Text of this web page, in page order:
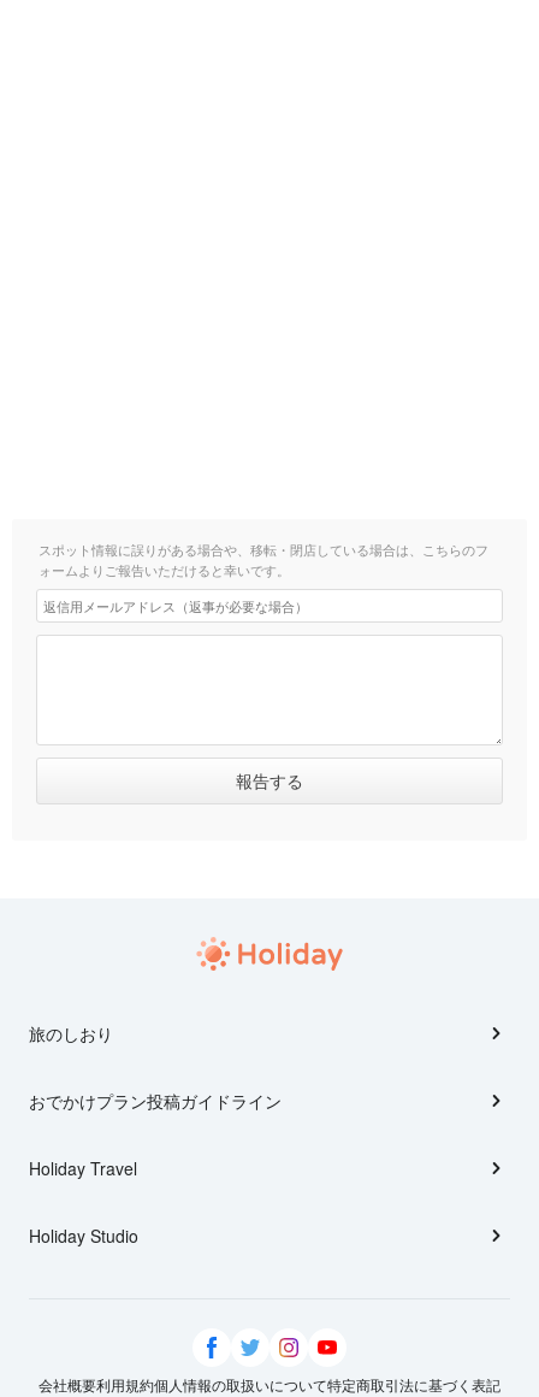
スポット情報に誤りがある場合や、移転・閉店している場合は、こちらのフ
ォームよりご報告いただけると幸いです。
旅のしおり
おでかけプラン投稿ガイドライン
Holiday Travel
Holiday Studio
会社概要利用規約個人情報の取扱いについて特定商取引法に基づく表記